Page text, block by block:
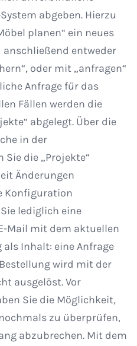
abgeben. Hierzu
planen“ ein neues
entweder
oder mit „anfragen“
Anfrage für das
Fällen werden die
abgelegt. Über die
in der
die „Projekte“
Änderungen
Konfiguration
lediglich eine
Mail mit dem aktuellen
Inhalt: eine Anfrage
wird mit der
ausgelöst. Vor
Sie die Möglichkeit,
zu überprüfen,
abzubrechen. Mit dem